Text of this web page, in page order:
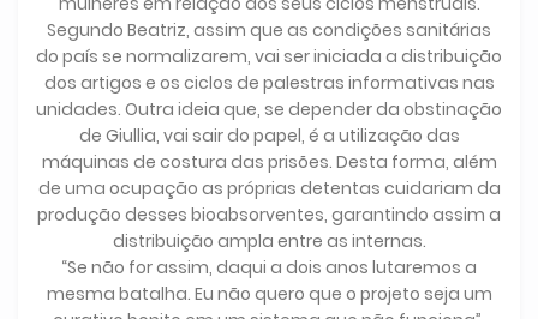
Segundo Beatriz, assim que as condições sanitárias
do país se normalizarem, vai ser iniciada a distribuição
dos artigos e os ciclos de palestras informativas nas
unidades. Outra ideia que, se depender da obstinação
de Giullia, vai sair do papel, é a utilização das
máquinas de costura das prisões. Desta forma, além
de uma ocupação as próprias detentas cuidariam da
produção desses bioabsorventes, garantindo assim a
distribuição ampla entre as internas.
“Se não for assim, daqui a dois anos lutaremos a
mesma batalha. Eu não quero que o projeto seja um